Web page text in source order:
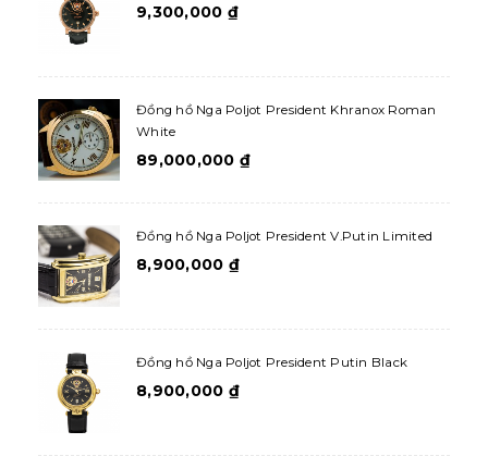
9,300,000 ₫
Đồng hồ Nga Poljot President Khranox Roman
White
89,000,000 ₫
Đồng hồ Nga Poljot President V.Putin Limited
8,900,000 ₫
Đồng hồ Nga Poljot President Putin Black
8,900,000 ₫